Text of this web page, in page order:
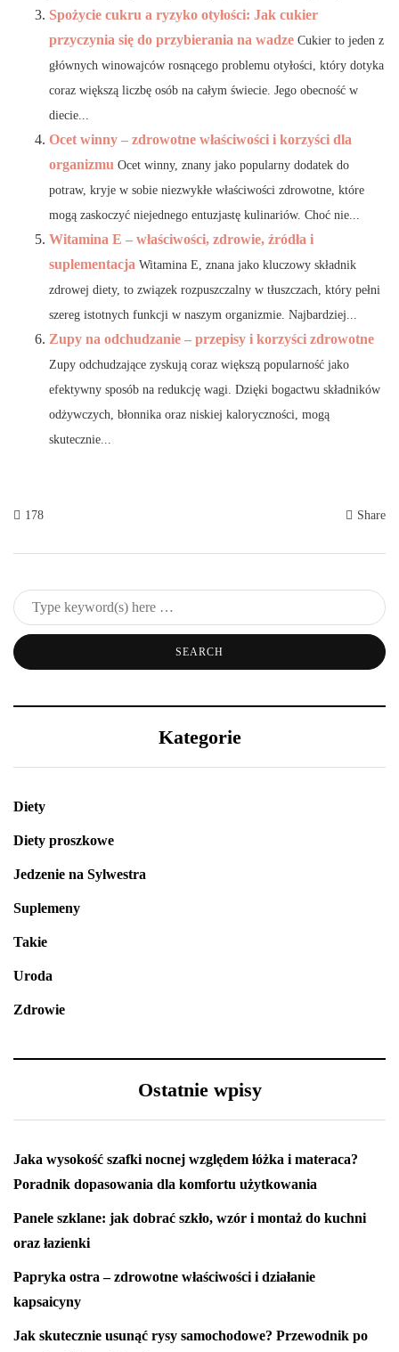
Spożycie cukru a ryzyko otyłości: Jak cukier
przyczynia się do przybierania na wadze Cukier to jeden z
głównych winowajców rosnącego problemu otyłości, który dotyka
coraz większą liczbę osób na całym świecie. Jego obecność w
diecie...
Ocet winny – zdrowotne właściwości i korzyści dla
organizmu Ocet winny, znany jako popularny dodatek do
potraw, kryje w sobie niezwykłe właściwości zdrowotne, które
mogą zaskoczyć niejednego entuzjastę kulinariów. Choć nie...
Witamina E – właściwości, zdrowie, źródła i
suplementacja Witamina E, znana jako kluczowy składnik
zdrowej diety, to związek rozpuszczalny w tłuszczach, który pełni
szereg istotnych funkcji w naszym organizmie. Najbardziej...
Zupy na odchudzanie – przepisy i korzyści zdrowotne
Zupy odchudzające zyskują coraz większą popularność jako
efektywny sposób na redukcję wagi. Dzięki bogactwu składników
odżywczych, błonnika oraz niskiej kaloryczności, mogą
skutecznie...
178 Share
Kategorie
Diety
Diety proszkowe
Jedzenie na Sylwestra
Suplemeny
Takie
Uroda
Zdrowie
Ostatnie wpisy
Jaka wysokość szafki nocnej względem łóżka i materaca?
Poradnik dopasowania dla komfortu użytkowania
Panele szklane: jak dobrać szkło, wzór i montaż do kuchni
oraz łazienki
Papryka ostra – zdrowotne właściwości i działanie
kapsaicyny
Jak skutecznie usunąć rysy samochodowe? Przewodnik po